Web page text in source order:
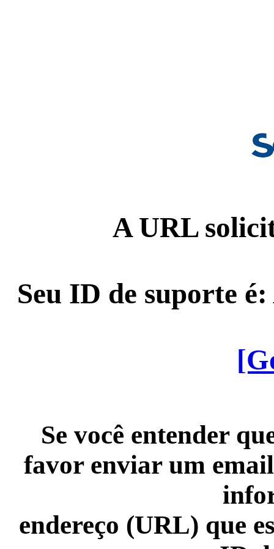
A URL
Seu ID de suporte
Se você entender
favor enviar um
endereço (URL) que